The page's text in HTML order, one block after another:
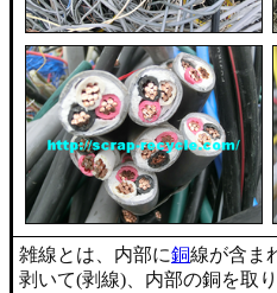
雑線とは、内部に銅線が含ま
剥いて(剥線)、内部の銅を取